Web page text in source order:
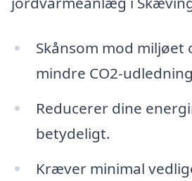
Skånsom mod
mindre CO2-
Reducerer dine
betydeligt.
Kræver minimal